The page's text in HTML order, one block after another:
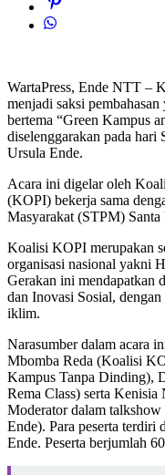
WartaPress, Ende NTT –
menjadi saksi
bertema “Green Kampus
diselenggarakan pada hari
Ursula Ende.
Acara ini digelar oleh
(KOPI) bekerja sama
Masyarakat (STPM) Santa
Koalisi KOPI merupakan
organisasi nasional yakni
Gerakan ini mendapatkan
dan Inovasi Sosial,
iklim.
Narasumber dalam acara
Mbomba Reda (Koalisi
Kampus Tanpa Dinding),
Rema Class) serta
Moderator dalam
Ende). Para peserta terdiri
Ende. Peserta berjumlah